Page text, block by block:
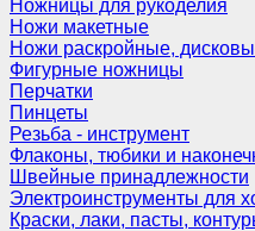
Ножницы для рукоделия
Ножи макетные
Ножи раскройные,
Фигурные ножницы
Перчатки
Пинцеты
Резьба - инструмент
Флаконы, тюбики и
Швейные принадлежности
Электроинструменты для
Краски, лаки, пасты,